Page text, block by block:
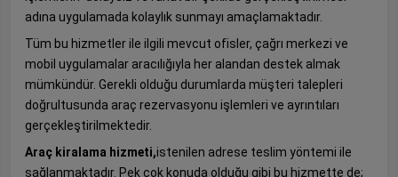
adına uygulamada kolaylık sunmayı amaçlamaktadır.
Tüm bu hizmetler ile ilgili mevcut ofisler, çağrı merkezi ve
mobil uygulamalar aracılığıyla her alandan destek almak
mümkündür. Gerekli olduğu durumlarda müşteri talepleri
doğrultusunda araç rezervasyonu işlemleri ve ayrıntıları
gerçekleştirilmektedir.
Araç kiralama hizmeti,istenilen adrese teslim yöntemi ile
sağlanmaktadır. Pek çok konuda olduğu gibi bu hizmette de;